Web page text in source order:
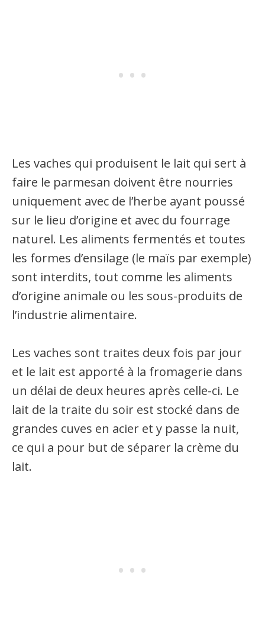
Les vaches qui produisent le lait qui sert à
faire le parmesan doivent être nourries
uniquement avec de l’herbe ayant poussé
sur le lieu d’origine et avec du fourrage
naturel. Les aliments fermentés et toutes
les formes d’ensilage (le maïs par exemple)
sont interdits, tout comme les aliments
d’origine animale ou les sous-produits de
l’industrie alimentaire.
Les vaches sont traites deux fois par jour
et le lait est apporté à la fromagerie dans
un délai de deux heures après celle-ci. Le
lait de la traite du soir est stocké dans de
grandes cuves en acier et y passe la nuit,
ce qui a pour but de séparer la crème du
lait.